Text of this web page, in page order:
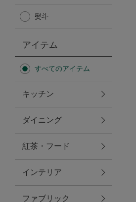
保冷バッグ
無重力シリーズ
トラベルグッズ
ランチ
熨斗
アイテム
すべてのアイテム
キッチン
ダイニング
紅茶・フード
インテリア
ファブリック